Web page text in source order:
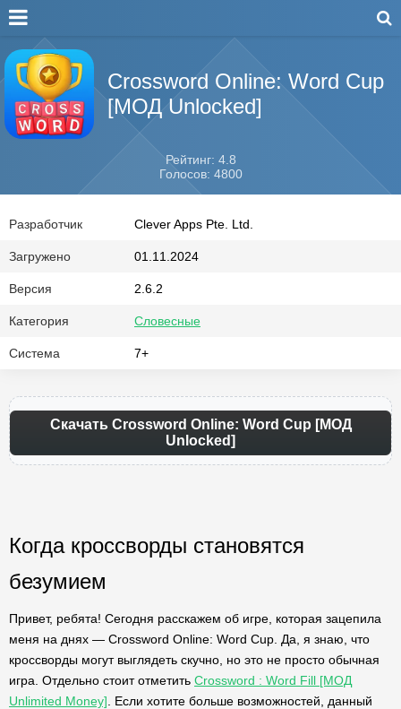
Crossword Online: Word Cup
[МОД Unlocked]
Рейтинг: 4.8
Голосов: 4800
Разработчик Clever Apps Pte. Ltd.
Загружено 01.11.2024
Версия 2.6.2
Категория Словесные
Система 7+
Скачать Crossword Online: Word Cup [МОД
Unlocked]
Когда кроссворды становятся
безумием
Привет, ребята! Сегодня расскажем об игре, которая зацепила
меня на днях — Crossword Online: Word Cup. Да, я знаю, что
кроссворды могут выглядеть скучно, но это не просто обычная
игра. Отдельно стоит отметить Crossword : Word Fill [МОД
Unlimited Money] . Если хотите больше возможностей, данный